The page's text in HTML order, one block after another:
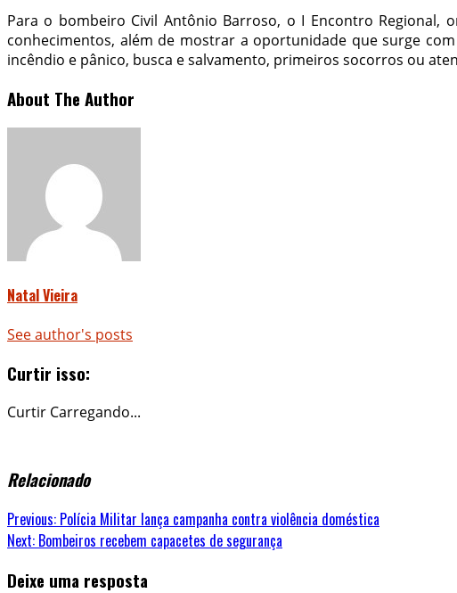
Para o bombeiro Civil Antônio Barroso, o I Encontro Regional,
conhecimentos, além de mostrar a oportunidade que surge
incêndio e pânico, busca e salvamento, primeiros socorros ou
About The Author
Natal Vieira
See author's posts
Curtir isso:
Curtir Carregando...
Relacionado
Continue
Reading
Previous: Polícia Militar lança campanha contra violência doméstica
Next: Bombeiros recebem capacetes de segurança
Deixe uma resposta